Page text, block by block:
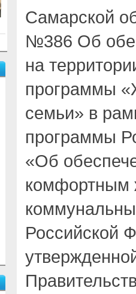
Самарской
№386 Об
на
программы
семьи» в
программы
«Об
комфортным
Российской